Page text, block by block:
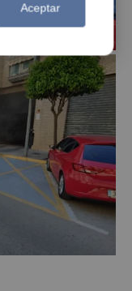
Aceptar